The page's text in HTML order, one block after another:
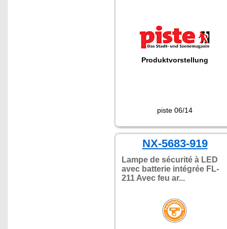
Produktvorstellung
piste 06/14
NX-5683-919
Lampe de sécurité à LED
avec batterie intégrée FL-
211 Avec feu ar...